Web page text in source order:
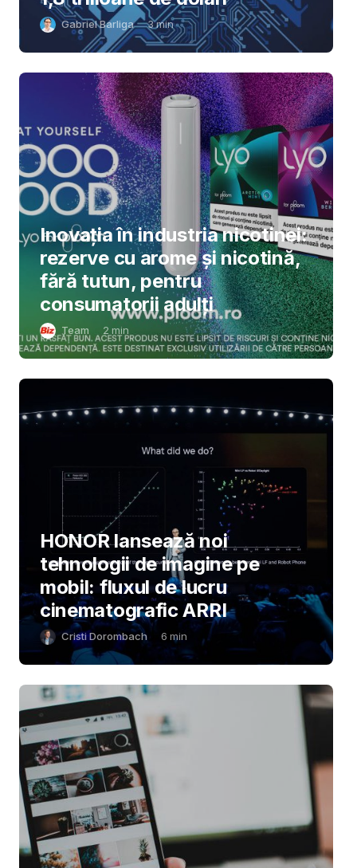
Gabriel Barliga 3min
Inovația în industria nicotinei:
rezerve cu arome și nicotină,
fără tutun, pentru
consumatorii adulți
Team 2 min
HONOR lansează noi
tehnologii de imagine pe
mobil: fluxul de lucru
cinematografic ARRI
Cristi Dorombach 6 min